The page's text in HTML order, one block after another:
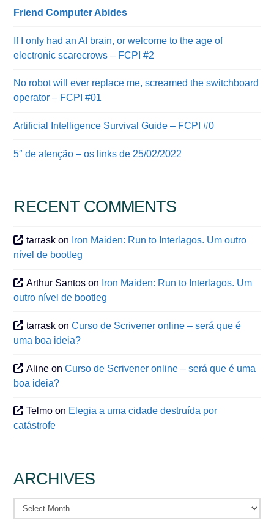
Friend Computer Abides
If I only had an AI brain, or welcome to the age of
electronic scarecrows – FCPI #2
No robot will ever replace me, screamed the switchboard
operator – FCPI #01
Artificial Intelligence Survival Guide – FCPI #0
5″ de atenção – os links de 25/02/2022
RECENT COMMENTS
tarrask on Iron Maiden: Run to Interlagos. Um outro
nível de bootleg
Arthur Santos on Iron Maiden: Run to Interlagos. Um
outro nível de bootleg
tarrask onCurso de Scrivener online – será que é
uma boa ideia?
Aline onCurso de Scrivener online – será que é uma
boa ideia?
Telmo on Elegia a uma cidade destruída por
catástrofe
ARCHIVES
Archives